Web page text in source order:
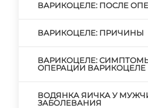
ВАРИКОЦЕЛЕ: ПОСЛЕ
ВАРИКОЦЕЛЕ: ПРИЧИНЫ
ВАРИКОЦЕЛЕ:
ОПЕРАЦИИ ВАРИКОЦЕЛЕ
ВОДЯНКА ЯИЧКА У
ЗАБОЛЕВАНИЯ